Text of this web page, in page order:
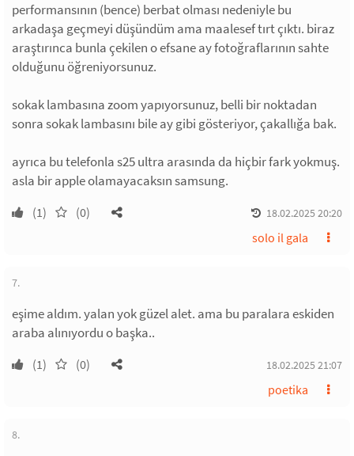
performansının (bence) berbat olması nedeniyle bu
arkadaşa geçmeyi düşündüm ama maalesef tırt çıktı. biraz
araştırınca bunla çekilen o efsane ay fotoğraflarının sahte
olduğunu öğreniyorsunuz.
sokak lambasına zoom yapıyorsunuz, belli bir noktadan
sonra sokak lambasını bile ay gibi gösteriyor, çakallığa bak.
ayrıca bu telefonla s25 ultra arasında da hiçbir fark yokmuş.
asla bir apple olamayacaksın samsung.
(1) (0) 18.02.2025 20:20
solo il gala
7.
eşime aldım. yalan yok güzel alet. ama bu paralara eskiden
araba alınıyordu o başka..
(1) (0) 18.02.2025 21:07
poetika
8.